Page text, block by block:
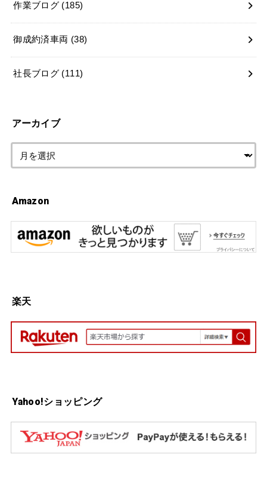
作業ブログ (185)
御成約済車両 (38)
社長ブログ (111)
アーカイブ
Amazon
楽天
Yahoo!ショッピング